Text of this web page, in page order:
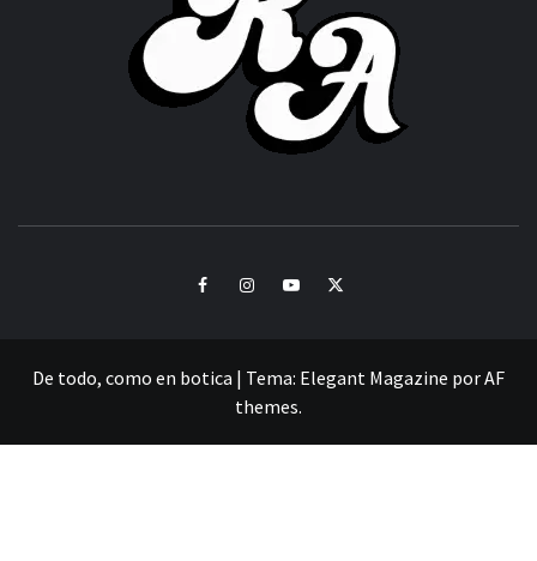
FacebookInstagramYoutubeTwitter
De todo, como en botica | Tema: Elegant Magazine porAF
themes.